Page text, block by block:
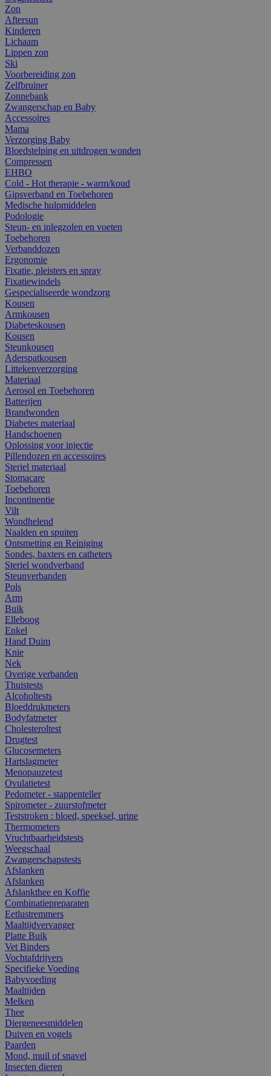
Zon
Aftersun
Kinderen
Lichaam
Lippen zon
Ski
Voorbereiding zon
Zelfbruiner
Zonnebank
Zwangerschap en Baby
Accessoires
Mama
Verzorging Baby
Bloedstelping en uitdrogen wonden
Compressen
EHBO
Cold - Hot therapie - warm/koud
Gipsverband en Toebehoren
Medische hulpmiddelen
Podologie
Steun- en inlegzolen en voeten
Toebehoren
Verbanddozen
Ergonomie
Fixatie, pleisters en spray
Fixatiewindels
Gespecialiseerde wondzorg
Kousen
Armkousen
Diabeteskousen
Kousen
Steunkousen
Aderspatkousen
Littekenverzorging
Materiaal
Aerosol en Toebehoren
Batterijen
Brandwonden
Diabetes materiaal
Handschoenen
Oplossing voor injectie
Pillendozen en accessoires
Steriel materiaal
Stomacare
Toebehoren
Incontinentie
Vilt
Wondhelend
Naalden en spuiten
Ontsmetting en Reiniging
Sondes, baxters en catheters
Steriel wondverband
Steunverbanden
Pols
Arm
Buik
Elleboog
Enkel
Hand Duim
Knie
Nek
Overige verbanden
Thuistests
Alcoholtests
Bloeddrukmeters
Bodyfatmeter
Cholesteroltest
Drugtest
Glucosemeters
Hartslagmeter
Menopauzetest
Ovulatietest
Pedometer - stappenteller
Spirometer - zuurstofmeter
Teststroken : bloed, speeksel, urine
Thermometers
Vruchtbaarheidstests
Weegschaal
Zwangerschapstests
Afslanken
Afslanken
Afslankthee en Koffie
Combinatiepreparaten
Eetlustremmers
Maaltijdvervanger
Platte Buik
Vet Binders
Vochtafdrijvers
Specifieke Voeding
Babyvoeding
Maaltijden
Melken
Thee
Diergeneesmiddelen
Duiven en vogels
Paarden
Mond, muil of snavel
Insecten dieren